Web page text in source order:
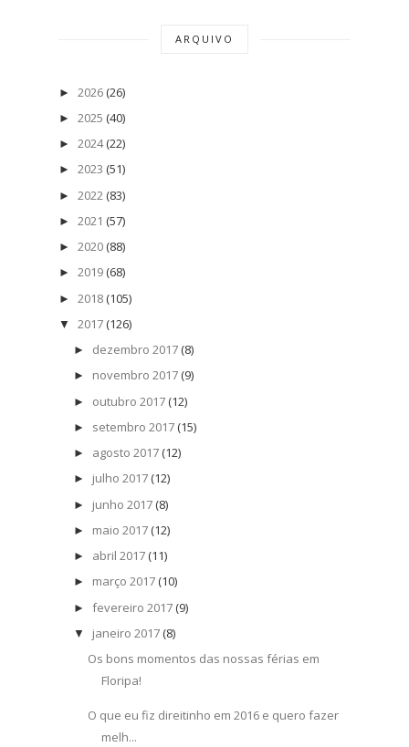
ARQUIVO
► 2026 (26)
► 2025 (40)
► 2024 (22)
► 2023 (51)
► 2022 (83)
► 2021 (57)
► 2020 (88)
► 2019 (68)
► 2018 (105)
▼ 2017 (126)
► dezembro 2017 (8)
► novembro 2017 (9)
► outubro 2017 (12)
► setembro 2017 (15)
► agosto 2017 (12)
► julho 2017 (12)
► junho 2017 (8)
► maio 2017 (12)
► abril 2017 (11)
► março 2017 (10)
► fevereiro 2017 (9)
▼ janeiro 2017 (8)
Os bons momentos das nossas férias em
Floripa!
O que eu fiz direitinho em 2016 e quero fazer
melh...